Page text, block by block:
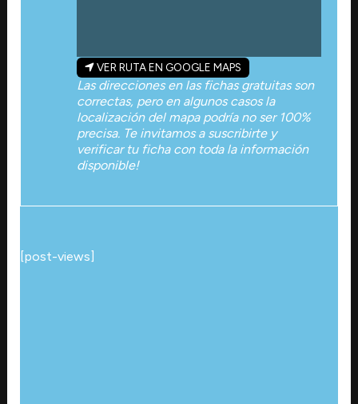
VER RUTA EN GOOGLE MAPS
Las direcciones en las fichas gratuitas son
correctas, pero en algunos casos la
localización del mapa podría no ser 100%
precisa. Te invitamos a suscribirte y
verificar tu ficha con toda la información
disponible!
[post-views]